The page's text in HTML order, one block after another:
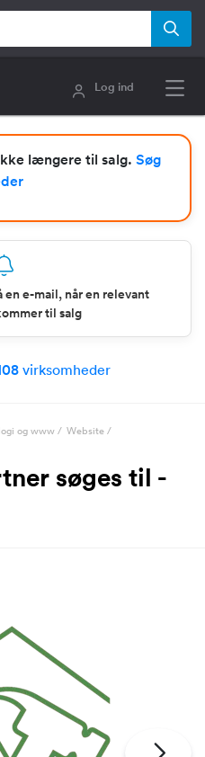
Log ind
længere til salg. Søg
en e-mail, når en relevant
til salg
virksomheder
og www/ Website/
søges til -